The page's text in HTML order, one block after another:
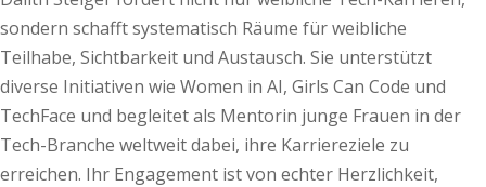
sondern schafft systematisch Räume für weibliche
Teilhabe, Sichtbarkeit und Austausch. Sie unterstützt
diverse Initiativen wie Women in AI, Girls Can Code und
TechFace und begleitet als Mentorin junge Frauen in der
Tech-Branche weltweit dabei, ihre Karriereziele zu
erreichen. Ihr Engagement ist von echter Herzlichkeit,